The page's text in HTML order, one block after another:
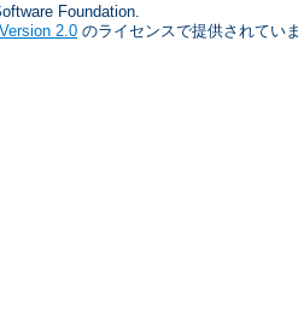
Foundation.
2.0 のライセンスで提供されてい